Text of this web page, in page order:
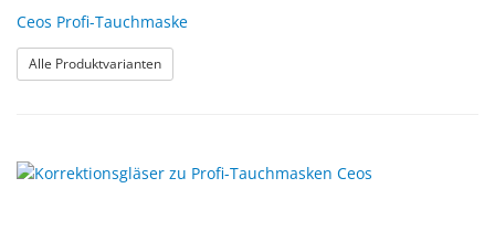
Ceos Profi-Tauchmaske
Alle Produktvarianten: Ceos Profi-Tauchmaske